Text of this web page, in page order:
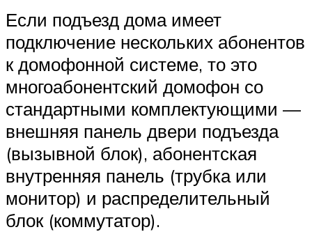
Если подъезд дома имеет
подключение нескольких абонентов
к домофонной системе, то это
многоабонентский домофон со
стандартными комплектующими —
внешняя панель двери подъезда
(вызывной блок), абонентская
внутренняя панель (трубка или
монитор) и распределительный
блок (коммутатор).